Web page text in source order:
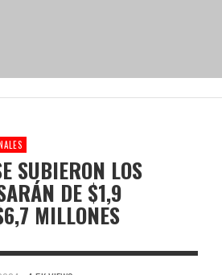
SUBIERON LOS
DE $1,9
MILLONES